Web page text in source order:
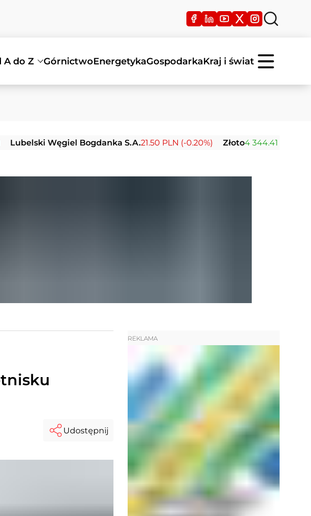
A do Z GórnictwoEnergetykaGospodarkaKraj i świat
Węgiel Bogdanka S.A.21.50 PLN (-0.20%) Złoto4 344.41 USD (+2.45%)
Udostępnij
REKLAMA